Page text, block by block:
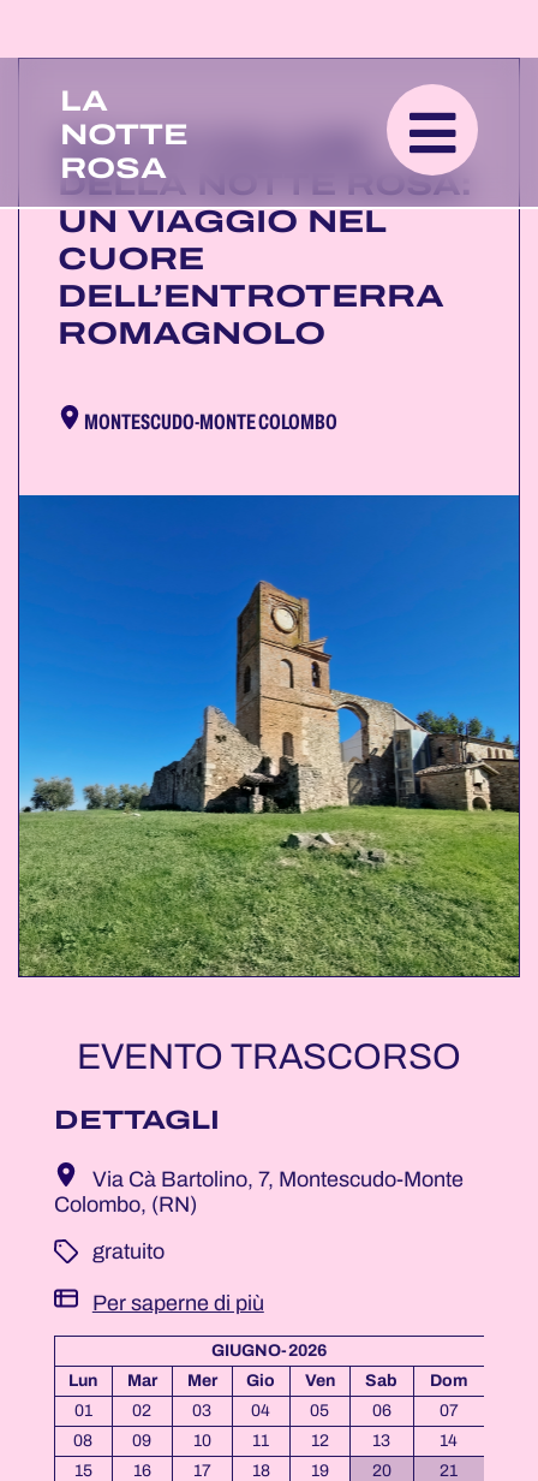
LA
NOTTE
ROSA
SULLE COLLINE
DELLA NOTTE ROSA:
UN VIAGGIO NEL
CUORE
DELL’ENTROTERRA
ROMAGNOLO
MONTESCUDO-MONTE COLOMBO
EVENTO TRASCORSO
DETTAGLI
Via Cà Bartolino, 7, Montescudo-Monte
Colombo, (RN)
­ gratuito
Per saperne di più
GIUGNO-2026
Lun
Mar Mer Gio Ven Sab
Dom
01
02 03 04 05 06
07
08
09 10 11 12 13
14
15
16 17 18 19 20
21